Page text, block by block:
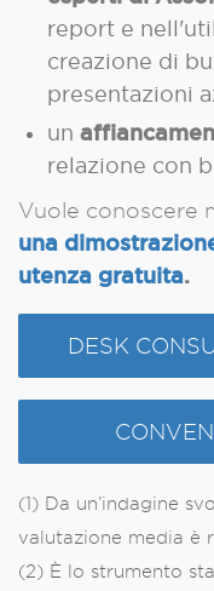
report e
creazione di
presentazioni
un
relazione con
Vuole conoscere
una
utenza gratuita.
DESK
(1) Da un’indagine
valutazione media è
(2) È lo strumento